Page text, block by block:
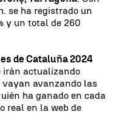
se ha registrado un
y un total de 260
de Cataluña 2024
irán actualizando
avanzando las
ha ganado en cada
real en la web de